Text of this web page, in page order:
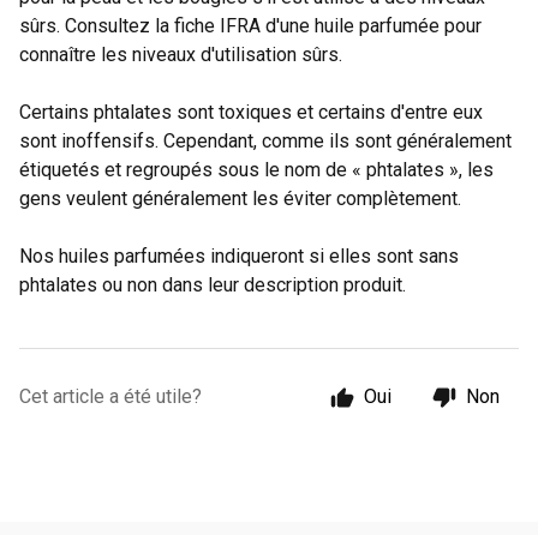
sûrs. Consultez la fiche IFRA d'une huile parfumée pour
connaître les niveaux d'utilisation sûrs.
Certains phtalates sont toxiques et certains d'entre eux
sont inoffensifs. Cependant, comme ils sont généralement
étiquetés et regroupés sous le nom de « phtalates », les
gens veulent généralement les éviter complètement.
Nos huiles parfumées indiqueront si elles sont sans
phtalates ou non dans leur description produit.
Cet article a été utile? Oui Non